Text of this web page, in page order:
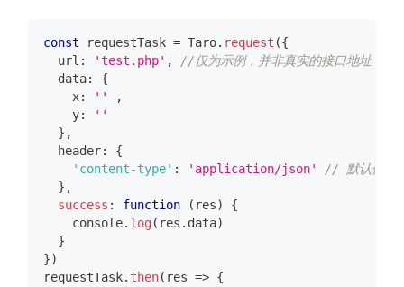
const requestTask = Taro. request ({
  url
: 'test.php' ,
//仅为示例，并非真实的接口地址
  data
:
{
    x
: ''
,
    y
:
''
} ,
  header
:
{
'content-type' : 'application/json'
// 默认值
} ,
success : function ( res)
{
console. log( res . data)
}
})
requestTask. then( res => {